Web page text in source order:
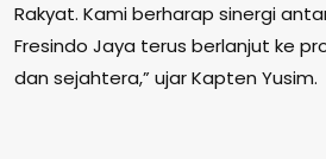
Rakyat. Kami berharap sinergi
Fresindo Jaya terus berlanjut ke
dan sejahtera,” ujar Kapten Yusim.